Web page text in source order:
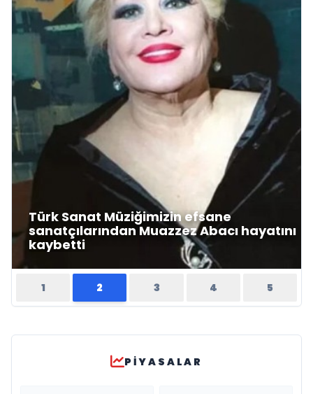
Türk Sanat Müziğimizin efsane
sanatçılarından Muazzez Abacı hayatını
kaybetti
1 2 3 4 5
PIYASALAR